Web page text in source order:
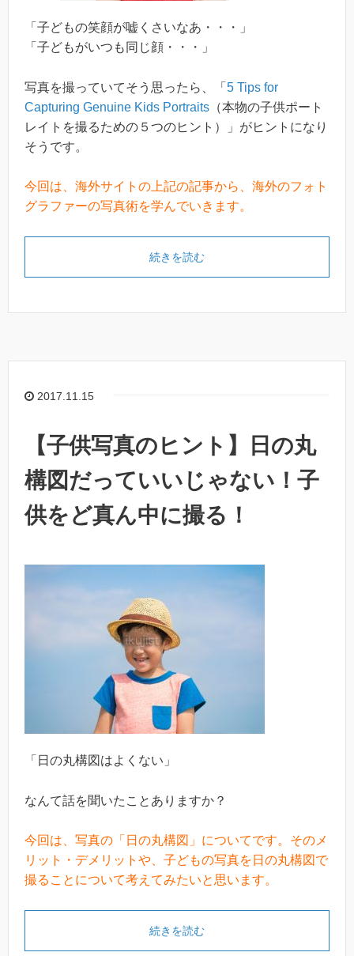
「子どもの笑顔が嘘くさいなあ・・・」
「子どもがいつも同じ顔・・・」
写真を撮っていてそう思ったら、「 5 Tips for
Capturing Genuine Kids Portraits （本物の子供ポート
レイトを撮るための５つのヒント）」がヒントになり
そうです。
今回は、海外サイトの上記の記事から、海外のフォト
グラファーの写真術を学んでいきます。
続きを読む
2017.11.15
【子供写真のヒント】日の丸
構図だっていいじゃない！子
供をど真ん中に撮る！
「日の丸構図はよくない」
なんて話を聞いたことありますか？
今回は、写真の「日の丸構図」についてです。そのメ
リット・デメリットや、子どもの写真を日の丸構図で
撮ることについて考えてみたいと思います。
続きを読む